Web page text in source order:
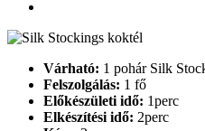
Várható: 1 pohár Silk
Felszolgálás: 1 fő
Előkészületi idő: 1perc
Elkészítési idő: 2perc